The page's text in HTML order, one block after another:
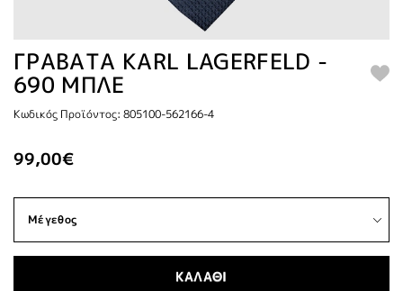
ΓΡΑΒΑΤΑ KARL LAGERFELD -
690 ΜΠΛΕ
Κωδικός Προϊόντος: 805100-562166-4
99,00€
ΚΑΛΑΘΙ